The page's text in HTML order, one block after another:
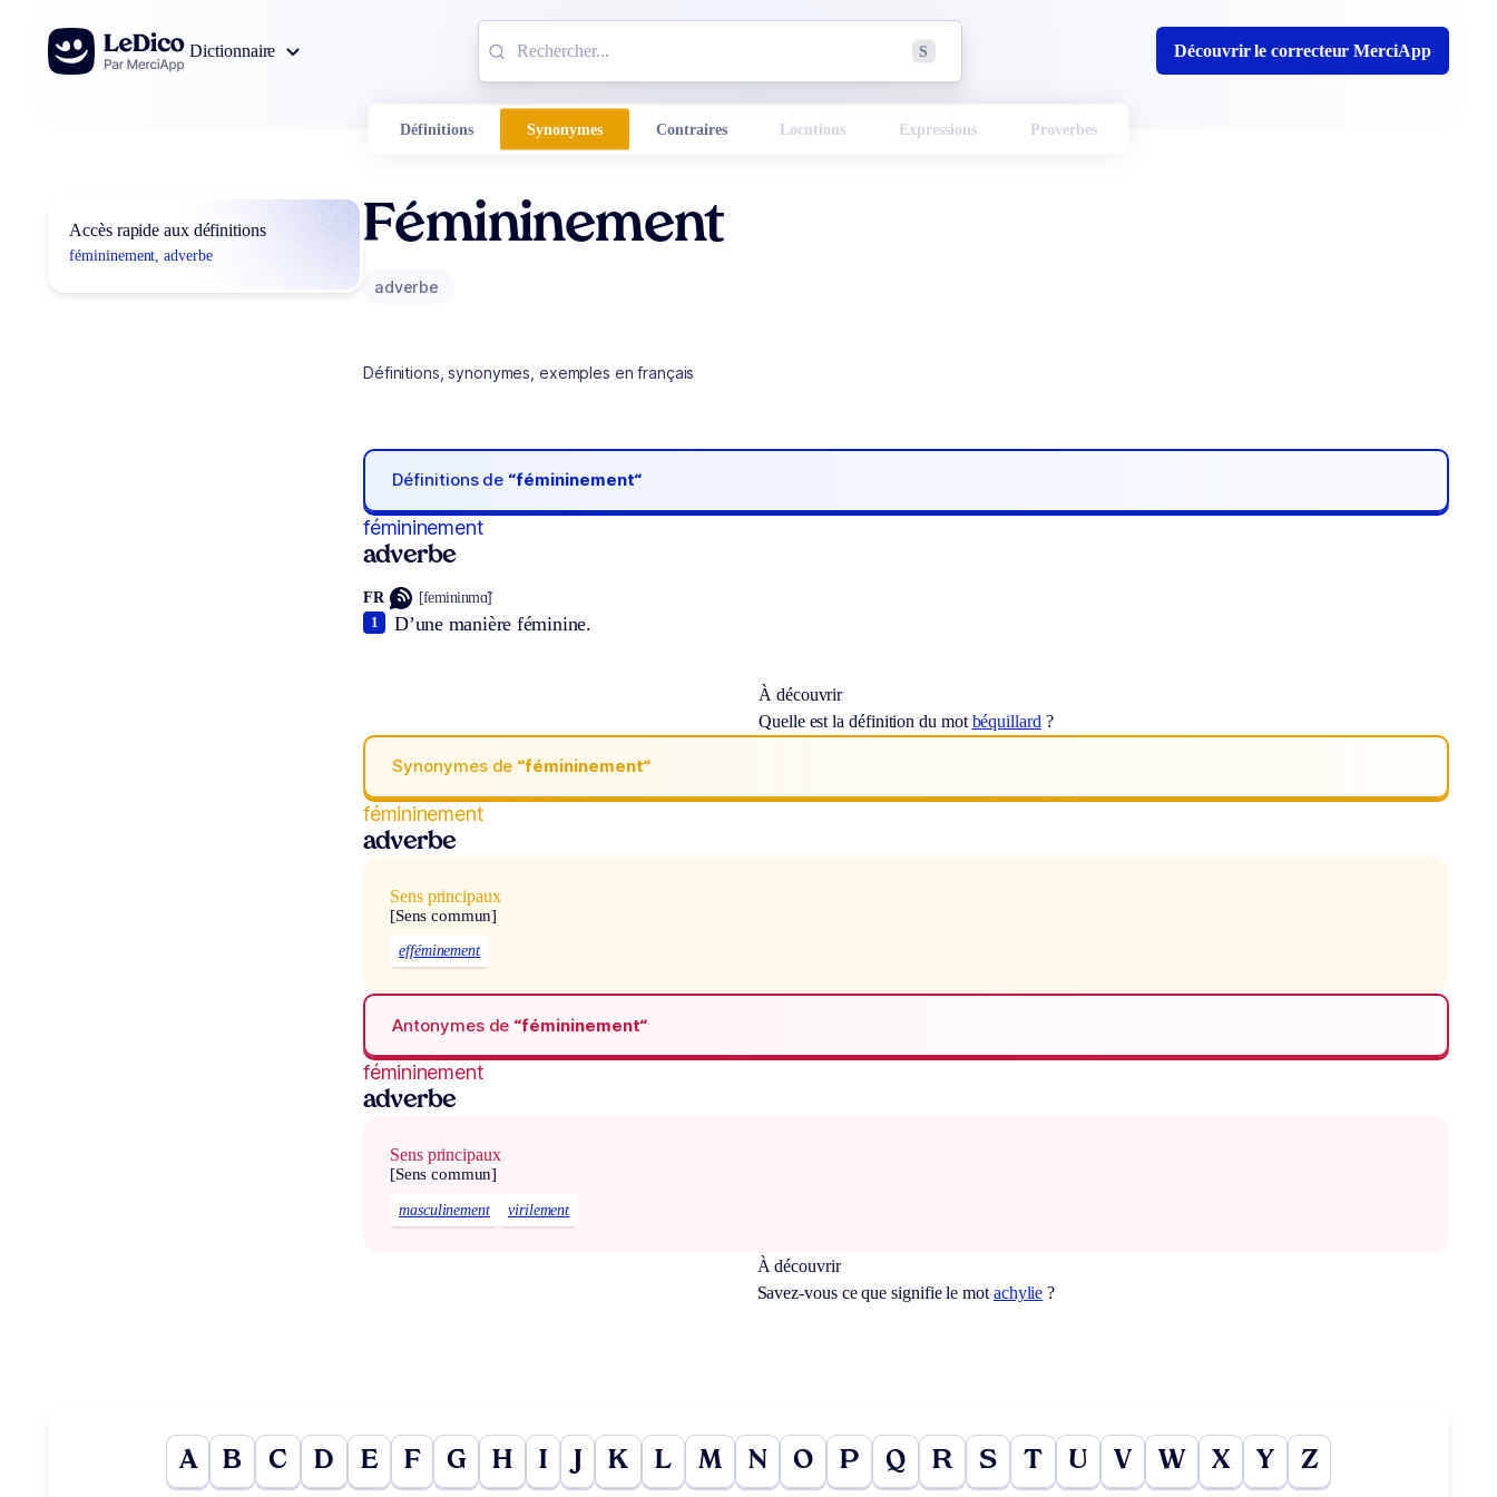
Aller au contenu
Dictionnaire
S Découvrir le correcteur MerciApp
Définitions Synonymes Contraires Locutions Expressions Proverbes
Accès rapide aux définitions
fémininement, adverbe
Fémininement
adverbe
Définitions, synonymes, exemples en français
Définitions de “fémininement“
fémininement
adverbe
FR [femininmɑ̃]
D’une manière féminine.
1
À découvrir
Quelle est la définition du mot béquillard ?
Synonymes de “fémininement“
fémininement
adverbe
Sens principaux
[Sens commun]
efféminement
Antonymes de “fémininement“
fémininement
adverbe
Sens principaux
[Sens commun]
masculinement virilement
À découvrir
Savez-vous ce que signifie le mot achylie ?
A B C D E F G H I J K L M N O P Q R S T U V W X Y Z